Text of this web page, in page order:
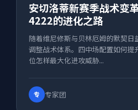
安切洛蒂新赛季战术变
4222的进化之路
随着维尼修斯与贝林厄姆的默契日
调整战术体系。四中场配置如何提
位怎样最大化进攻威胁...
专 专家团